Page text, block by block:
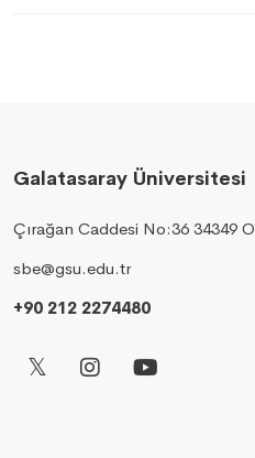
Galatasaray Üniversitesi
Çırağan Caddesi No:36 34349
sbe@gsu.edu.tr
+90 212 2274480